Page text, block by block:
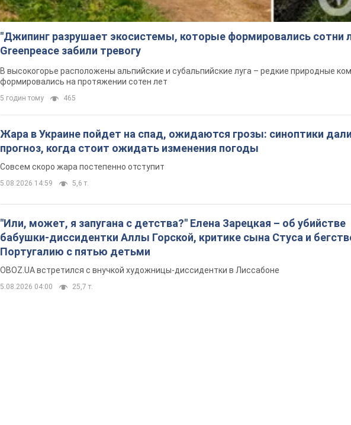
"Джипинг разрушает экосистемы, которые формировались сотни
Greenpeace забили тревогу
В высокогорье расположены альпийские и субальпийские луга – редкие природные
формировались на протяжении сотен лет
5 годин тому 465
Жара в Украине пойдет на спад, ожидаются грозы: синоптики
прогноз, когда стоит ожидать изменения погоды
Совсем скоро жара постепенно отступит
5.08.2026 14:59 5,6 т.
"Или, может, я запугана с детства?" Елена Зарецкая – об убийстве
бабушки-диссидентки Аллы Горской, критике сына Стуса и
Португалию с пятью детьми
OBOZ.UA встретился с внучкой художницы-диссидентки в Лиссабоне
5.08.2026 04:00 25,7 т.